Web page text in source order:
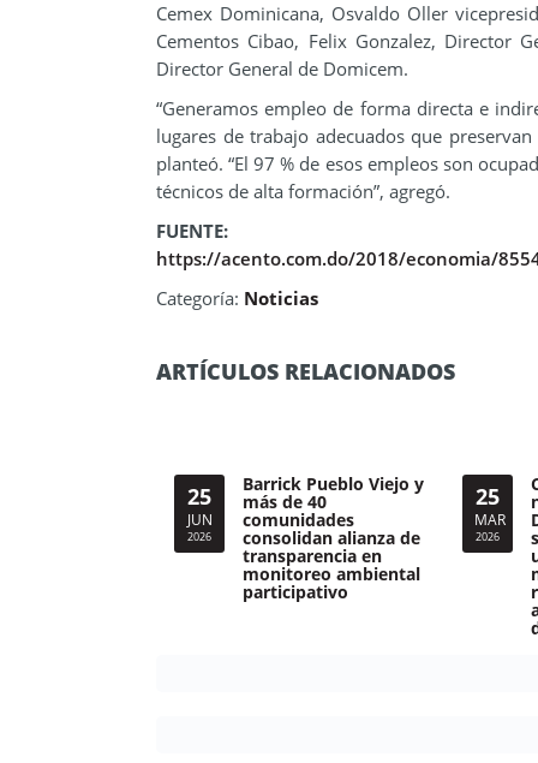
Cemex Dominicana, Osvaldo Oller
Cementos Cibao, Felix Gonzalez, Director
Director General de Domicem.
“Generamos empleo de forma directa e
lugares de trabajo adecuados que
planteó. “El 97 % de esos empleos son
técnicos de alta formación”, agregó.
FUENTE:
https://acento.com.do/2018/economia/
Categoría: Noticias
ARTÍCULOS RELACIONADOS
25
JUN
2026
Barrick Pueblo Viejo y
más de 40
comunidades
consolidan alianza de
transparencia en
monitoreo ambiental
participativo
25
MAR
2026